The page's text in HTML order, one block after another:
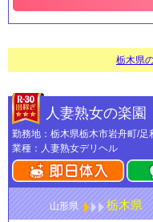
栃木県
人妻熟女の楽園
勤務地：栃木県栃木市岩舟町/足
業種：人妻熟女デリヘル
山形県 栃木県